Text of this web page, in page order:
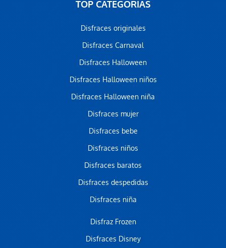
TOP CATEGORÍAS
Disfraces originales
Disfraces Carnaval
Disfraces Halloween
Disfraces Halloween niños
Disfraces Halloween niña
Disfraces mujer
Disfraces bebe
Disfraces niños
Disfraces baratos
Disfraces despedidas
Disfraces niña
Disfraz Frozen
Disfraces Disney